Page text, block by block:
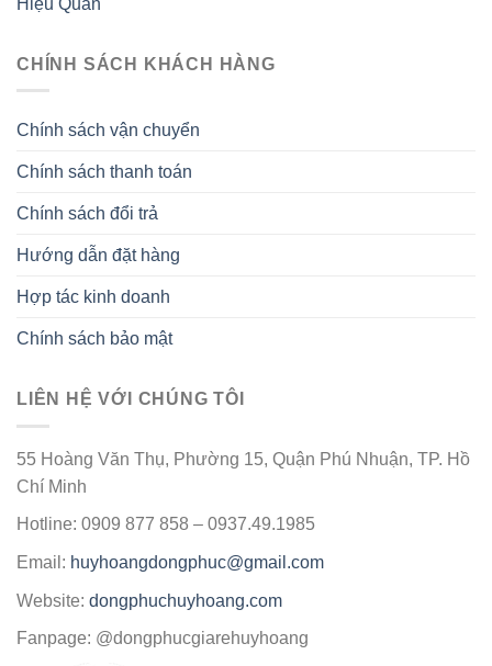
CHÍNH SÁCH KHÁCH HÀNG
Chính sách vận chuyển
Chính sách thanh toán
Chính sách đổi trả
Hướng dẫn đặt hàng
Hợp tác kinh doanh
Chính sách bảo mật
LIÊN HỆ VỚI CHÚNG TÔI
55 Hoàng Văn Thụ, Phường 15, Quận Phú Nhuận, TP. Hồ
Chí Minh
Hotline: 0909 877 858 – 0937.49.1985
Email: huyhoangdongphuc@gmail.com
Website: dongphuchuyhoang.com
Fanpage: @dongphucgiarehuyhoang